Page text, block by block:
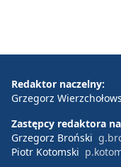
Redaktor naczelny:
Grzegorz
Zastępcy redaktora
Grzegorz Broński
Piotr Kotomski